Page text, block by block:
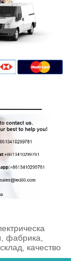
фабрика,
качество